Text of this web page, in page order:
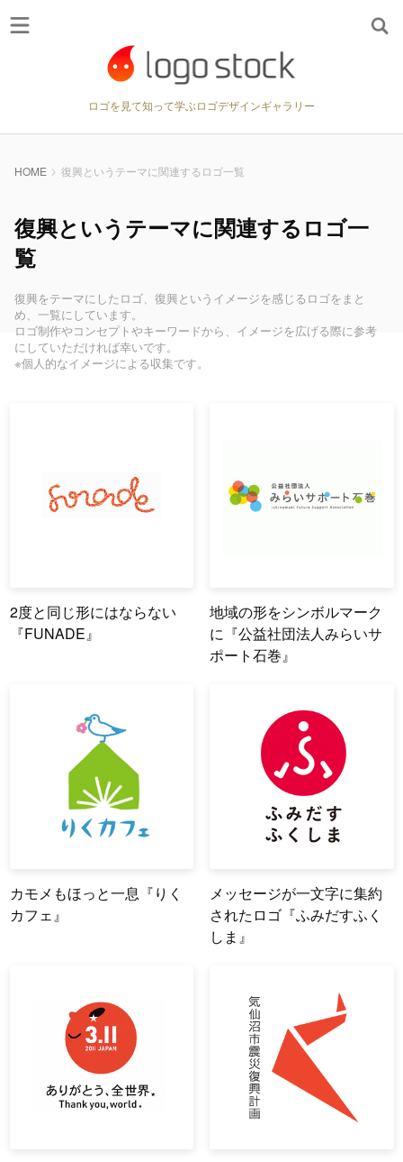
ロゴを見て知って学ぶロゴデザインギャラリー
HOME 復興というテーマに関連するロゴ一覧
復興というテーマに関連するロゴ一
覧
復興をテーマにしたロゴ、復興というイメージを感じるロゴをまと
め、一覧にしています。
ロゴ制作やコンセプトやキーワードから、イメージを広げる際に参考
にしていただければ幸いです。
※個人的なイメージによる収集です。
2度と同じ形にはならない
『FUNADE』
地域の形をシンボルマーク
に『公益社団法人みらいサ
ポート石巻』
カモメもほっと一息『りく
カフェ』
メッセージが一文字に集約
されたロゴ『ふみだすふく
しま』